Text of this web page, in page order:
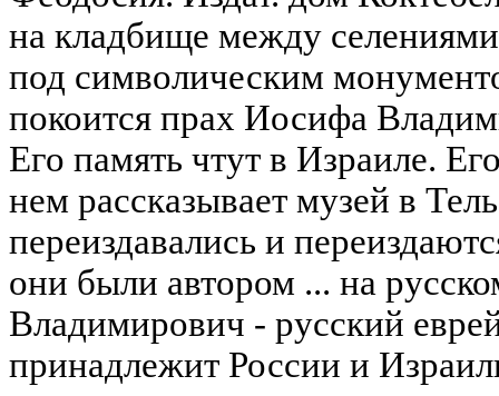
на кладбище между
под символическим
покоится прах Иосифа
Его память чтут в Израиле.
нем рассказывает музей в
переиздавались и
они были автором ... на
Владимирович - русский
принадлежит России и